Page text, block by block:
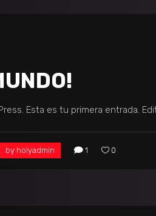
Esta es tu primera entrada.
by holyadmin 1 0